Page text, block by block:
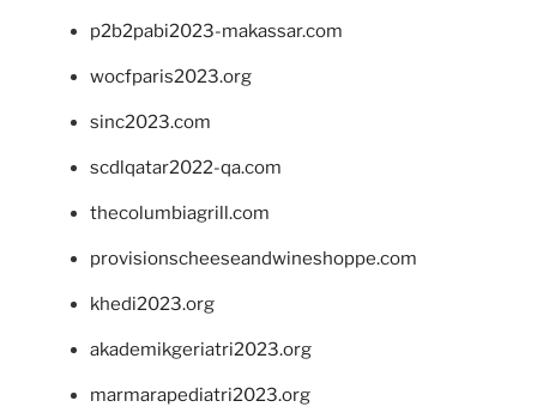
p2b2pabi2023-makassar.com
wocfparis2023.org
sinc2023.com
scdlqatar2022-qa.com
thecolumbiagrill.com
provisionscheeseandwineshoppe.com
khedi2023.org
akademikgeriatri2023.org
marmarapediatri2023.org